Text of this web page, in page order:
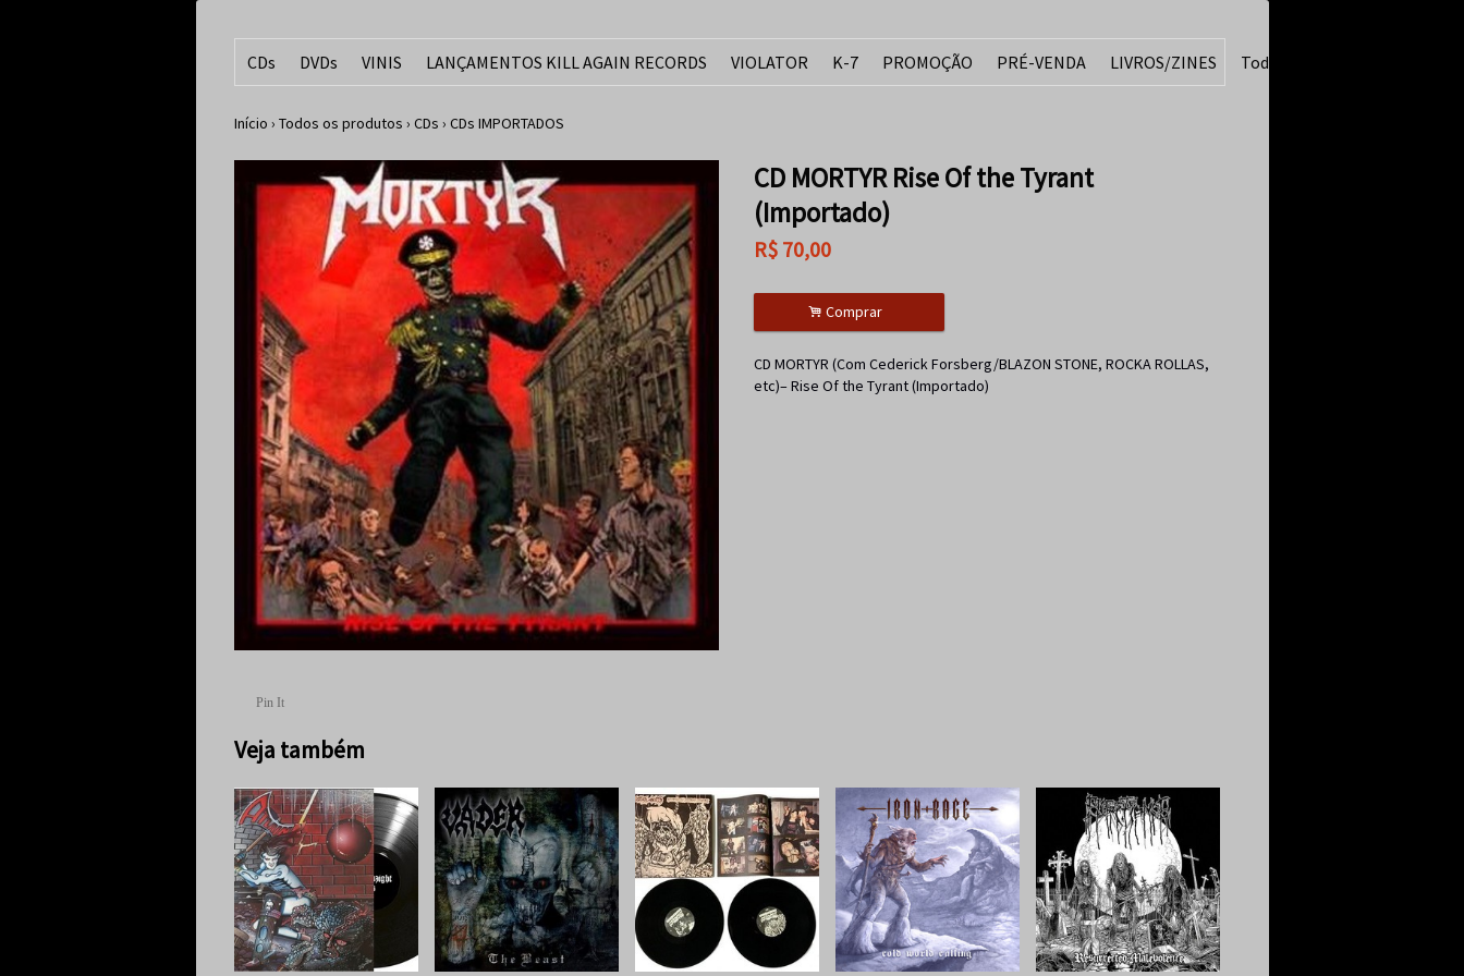
CDs DVDs VINIS LANÇAMENTOS KILL AGAIN RECORDS VIOLATOR K-7 PROMOÇÃO PRÉ-VENDA LIVROS/ZINES Todos
Início › Todos os produtos › CDs › CDs IMPORTADOS
Pin It
CD MORTYR Rise Of the Tyrant
(Importado)
R$ 70,00
. Comprar
CD MORTYR (Com Cederick Forsberg/BLAZON STONE, ROCKA ROLLAS,
etc)– Rise Of the Tyrant (Importado)
Veja também